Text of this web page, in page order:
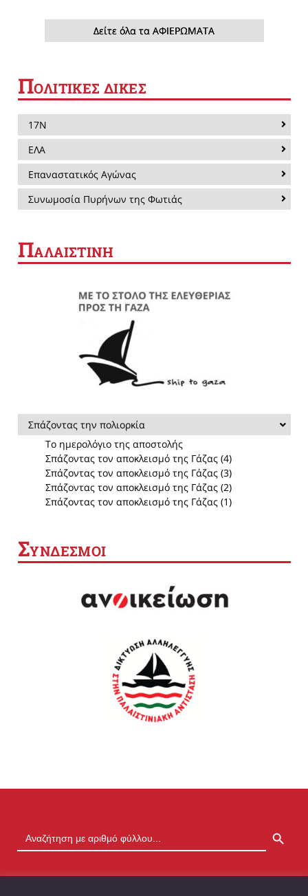
Δείτε όλα τα ΑΦΙΕΡΩΜΑΤΑ
ΠΟΛΙΤΙΚΕΣ ΔΙΚΕΣ
17Ν
ΕΛΑ
Επαναστατικός Αγώνας
Συνωμοσία Πυρήνων της Φωτιάς
ΠΑΛΑΙΣΤΙΝΗ
Σπάζοντας την πολιορκία
Το ημερολόγιο της αποστολής
Σπάζοντας τον αποκλεισμό της Γάζας (4)
Σπάζοντας τον αποκλεισμό της Γάζας (3)
Σπάζοντας τον αποκλεισμό της Γάζας (2)
Σπάζοντας τον αποκλεισμό της Γάζας (1)
ΣΥΝΔΕΣΜΟΙ